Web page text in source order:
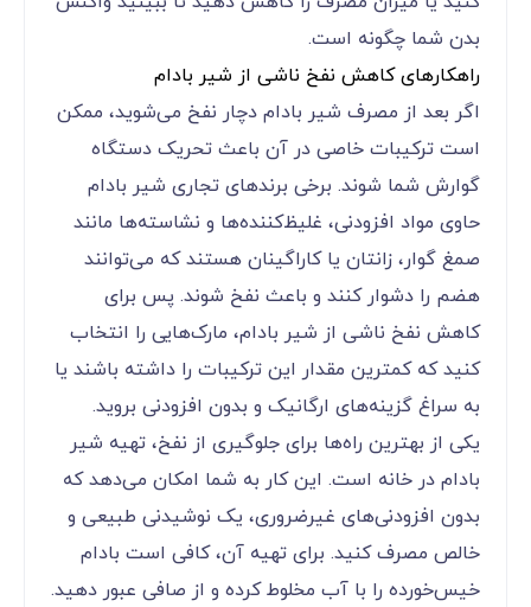
بدن شما چگونه است.
راهکارهای کاهش نفخ ناشی از شیر بادام
اگر بعد از مصرف شیر بادام دچار نفخ می‌شوید، ممکن
است ترکیبات خاصی در آن باعث تحریک دستگاه
گوارش شما شوند. برخی برندهای تجاری شیر بادام
حاوی مواد افزودنی، غلیظ‌کننده‌ها و نشاسته‌ها مانند
صمغ گوار، زانتان یا کاراگینان هستند که می‌توانند
هضم را دشوار کنند و باعث نفخ شوند. پس برای
کاهش نفخ ناشی از شیر بادام، مارک‌هایی را انتخاب
کنید که کمترین مقدار این ترکیبات را داشته باشند یا
به سراغ گزینه‌های ارگانیک و بدون افزودنی بروید.
یکی از بهترین راه‌ها برای جلوگیری از نفخ، تهیه شیر
بادام در خانه است. این کار به شما امکان می‌دهد که
بدون افزودنی‌های غیرضروری، یک نوشیدنی طبیعی و
خالص مصرف کنید. برای تهیه آن، کافی است بادام
خیس‌خورده را با آب مخلوط کرده و از صافی عبور دهید.